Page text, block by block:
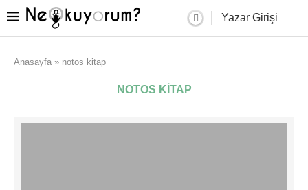
Yazar Girişi
Anasayfa » notos kitap
NOTOS KITAP